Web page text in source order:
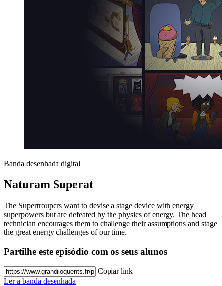
Banda desenhada digital
Naturam Superat
The Supertroupers want to devise a stage device with energy
superpowers but are defeated by the physics of energy. The head
technician encourages them to challenge their assumptions and stage
the great energy challenges of our time.
Partilhe este episódio com os seus alunos
Copiar link
Ler a banda desenhada